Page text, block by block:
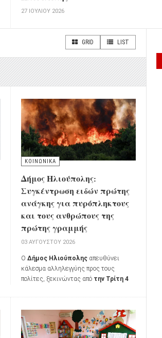
27 ΙΟΥΛΊΟΥ 2026
GRID LIST
ΚΟΙΝΩΝΙΚΑ
Δήμος Ηλιούπολης:
Συγκέντρωση ειδών πρώτης
ανάγκης για πυρόπληκτους
και τους ανθρώπους της
πρώτης γραμμής
03 ΑΥΓΟΎΣΤΟΥ 2026
ΟΔήμος Ηλιούπολης απευθύνει
κάλεσμα αλληλεγγύης προς τους
πολίτες, ξεκινώντας από την Τρίτη 4
ειδών πρώτης ανάγκης για τους
κατοίκους των πυρόπληκτων περιοχών,
καθώς και για όσους συμμετέχουν στη
μάχη της κατάσβεσης των πυρκαγιών.